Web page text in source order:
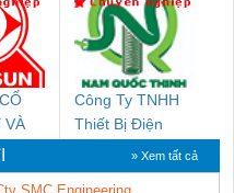
VÀ
Công Ty TNHH
Thiết Bị Điện
Nam Quốc Thịnh
» Xem tất cả